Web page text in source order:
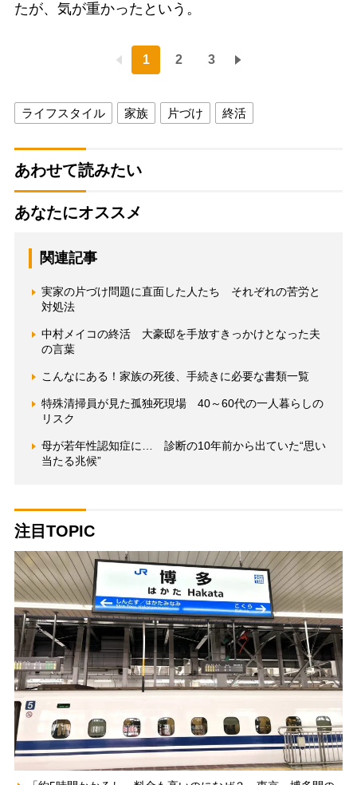
たが、気が重かったという。
1 2 3
ライフスタイル 家族 片づけ 終活
あわせて読みたい
あなたにオススメ
関連記事
実家の片づけ問題に直面した人たち それぞれの苦労と
対処法
中村メイコの終活 大豪邸を手放すきっかけとなった夫
の言葉
こんなにある！家族の死後、手続きに必要な書類一覧
特殊清掃員が見た孤独死現場 40～60代の一人暮らしの
リスク
母が若年性認知症に… 診断の10年前から出ていた“思い
当たる兆候”
注目TOPIC